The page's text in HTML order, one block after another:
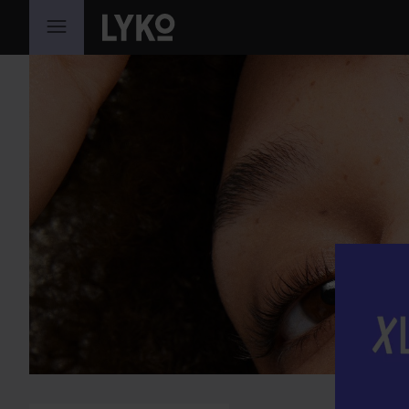
HOPPA TILL INNEHÅLLET